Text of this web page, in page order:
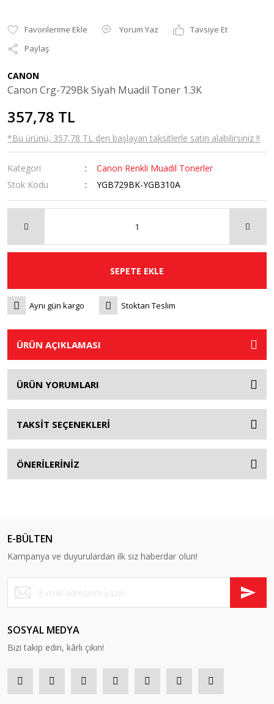
Yorum Yaz
Tavsiye Et
Paylaş
CANON
Canon Crg-729Bk Siyah Muadil Toner 1.3K
357,78 TL
*Bu ürünü, 357,78 TL den başlayan taksitlerle satın alabilirsiniz !!
Kategori
Canon Renkli Muadil Tonerler
Stok Kodu
YGB729BK-YGB310A
SEPETE EKLE
Aynı gün kargo Stoktan Teslim
ÜRÜN AÇIKLAMASI
ÜRÜN YORUMLARI
TAKSİT SEÇENEKLERİ
ÖNERİLERİNİZ
E-BÜLTEN
Kampanya ve duyurulardan ilk siz haberdar olun!
SOSYAL MEDYA
Bizi takip edin, kârlı çıkın!